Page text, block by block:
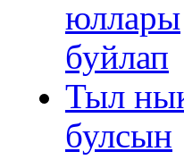
юллары
буйлап
Тыл
булсын